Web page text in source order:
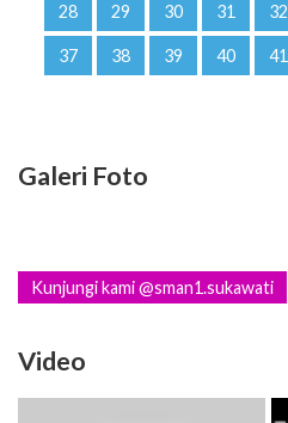
28 29 30 31 32
37 38 39 40 41
Galeri Foto
Kunjungi kami @sman1.sukawati
Video